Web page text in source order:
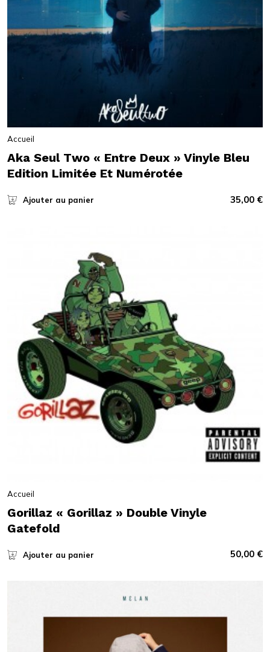
Accueil
Aka Seul Two « Entre Deux » Vinyle Bleu
Edition Limitée Et Numérotée
Ajouter au panier 35,00 €
Accueil
Gorillaz « Gorillaz » Double Vinyle
Gatefold
Ajouter au panier 50,00 €